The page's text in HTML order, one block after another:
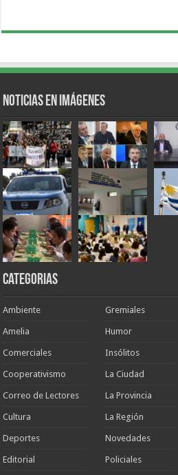
Noticias en Imágenes
Categorias
Ambiente
Amelia
Comerciales
Cooperativismo
Correo de Lectores
Cultura
Deportes
Editorial
Gremiales
Humor
Insólitos
La Ciudad
La Provincia
La Región
Novedades
Policiales